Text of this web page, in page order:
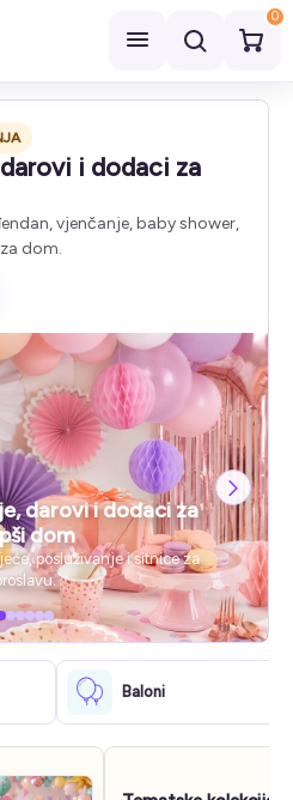
0
i dodaci za
vjenčanje, baby shower,
dom.
darovi i dodaci za
dom
posluživanje i sitnice za
Baloni